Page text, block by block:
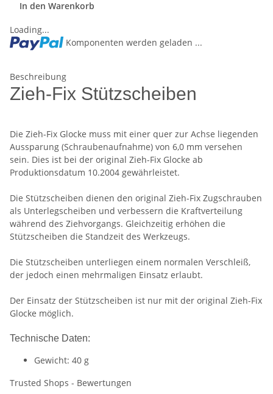
In den Warenkorb
Loading...
Komponenten werden geladen ...
Beschreibung
Zieh-Fix Stützscheiben
Die Zieh-Fix Glocke muss mit einer quer zur Achse liegenden
Aussparung (Schraubenaufnahme) von 6,0 mm versehen
sein. Dies ist bei der original Zieh-Fix Glocke ab
Produktionsdatum 10.2004 gewährleistet.
Die Stützscheiben dienen den original Zieh-Fix Zugschrauben
als Unterlegscheiben und verbessern die Kraftverteilung
während des Ziehvorgangs. Gleichzeitig erhöhen die
Stützscheiben die Standzeit des Werkzeugs.
Die Stützscheiben unterliegen einem normalen Verschleiß,
der jedoch einen mehrmaligen Einsatz erlaubt.
Der Einsatz der Stützscheiben ist nur mit der original Zieh-Fix
Glocke möglich.
Technische Daten:
Gewicht: 40 g
Trusted Shops - Bewertungen